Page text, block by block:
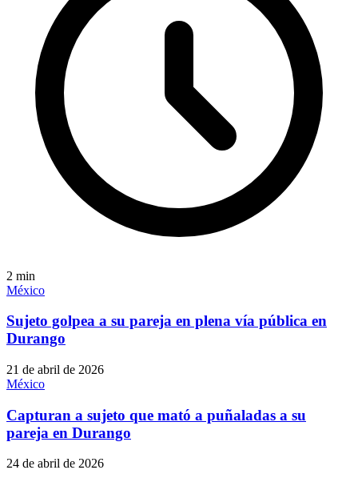
2 min
México
Sujeto golpea a su pareja en plena vía pública en
Durango
21 de abril de 2026
México
Capturan a sujeto que mató a puñaladas a su
pareja en Durango
24 de abril de 2026